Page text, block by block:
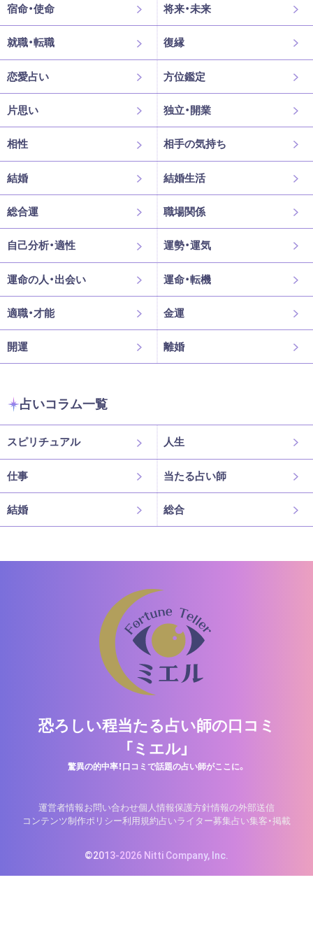
宿命・使命 将来・未来
就職・転職 復縁
恋愛占い 方位鑑定
片思い 独立・開業
相性 相手の気持ち
結婚 結婚生活
総合運 職場関係
自己分析・適性 運勢・運気
運命の人・出会い 運命・転機
適職・才能 金運
開運 離婚
占いコラム一覧
スピリチュアル 人生
仕事 当たる占い師
結婚 総合
恐ろしい程当たる占い師の口コミ
「ミエル」
驚異の的中率！口コミで話題の占い師がここに。
運営者情報お問い合わせ個人情報保護方針情報の外部送信
コンテンツ制作ポリシー利用規約占いライター募集占い集客・掲載
©2013-2026 Nitti Company, Inc.